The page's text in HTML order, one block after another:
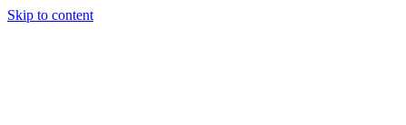
Skip to content